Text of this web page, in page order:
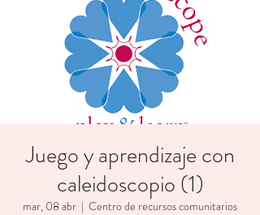
Juego y aprendizaje con
caleidoscopio (1)
mar, 08 abr
  |
Centro de recursos comunitarios